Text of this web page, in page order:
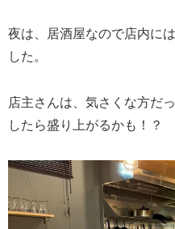
夜は、居酒屋なので店内に
した。
店主さんは、気さくな方だ
したら盛り上がるかも！？